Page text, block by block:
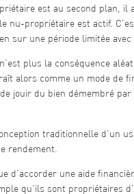
est au second plan,
nu-propriétaire est actif.
sur une période limitée
plus la conséquence
alors comme un mode de
jouir du bien démembré
traditionnelle d’un
rendement.
d’accorder une aide
qu’ils sont propriétaires